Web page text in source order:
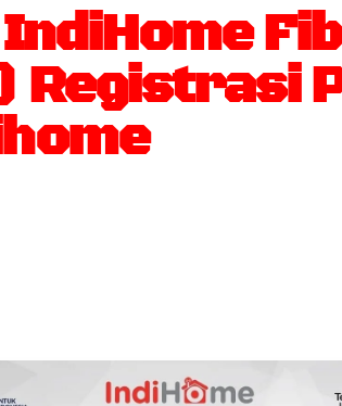
Registrasi